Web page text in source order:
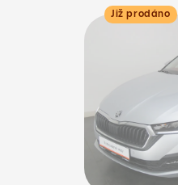
Již prodáno